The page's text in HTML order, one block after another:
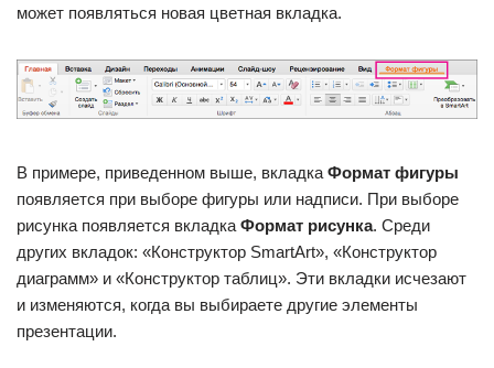
может появляться новая цветная вкладка.
В примере, приведенном выше, вкладка Формат фигуры
появляется при выборе фигуры или надписи. При выборе
рисунка появляется вкладка Формат рисунка. Среди
других вкладок: «Конструктор SmartArt», «Конструктор
диаграмм» и «Конструктор таблиц». Эти вкладки исчезают
и изменяются, когда вы выбираете другие элементы
презентации.